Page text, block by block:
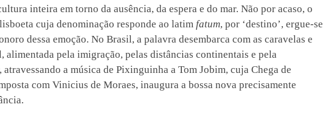
inteira em torno da ausência, da espera e do mar. Não por acaso, o
cuja denominação responde ao latim fatum, por ‘destino’, ergue-se
dessa emoção. No Brasil, a palavra desembarca com as caravelas e
alimentada pela imigração, pelas distâncias continentais e pela
a música de Pixinguinha a Tom Jobim, cuja Chega de
com Vinicius de Moraes, inaugura a bossa nova precisamente